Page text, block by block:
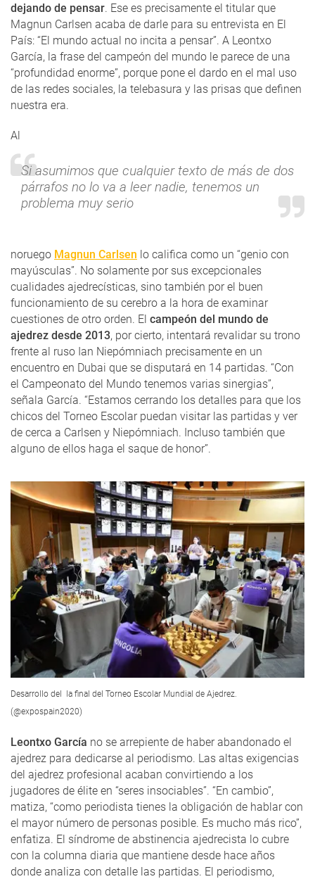
dejando de pensar. Ese es precisamente el titular que
Magnun Carlsen acaba de darle para su entrevista en El
País: “El mundo actual no incita a pensar”. A Leontxo
García, la frase del campeón del mundo le parece de una
“profundidad enorme”, porque pone el dardo en el mal uso
de las redes sociales, la telebasura y las prisas que definen
nuestra era.
Si asumimos que cualquier texto de más de dos
párrafos no lo va a leer nadie, tenemos un
problema muy serio
Al
noruego Magnun Carlsen lo califica como un “genio con
mayúsculas”. No solamente por sus excepcionales
cualidades ajedrecísticas, sino también por el buen
funcionamiento de su cerebro a la hora de examinar
cuestiones de otro orden. El campeón del mundo de
ajedrez desde 2013, por cierto, intentará revalidar su trono
frente al ruso Ian Niepómniach precisamente en un
encuentro en Dubai que se disputará en 14 partidas. “Con
el Campeonato del Mundo tenemos varias sinergias”,
señala García. “Estamos cerrando los detalles para que los
chicos del Torneo Escolar puedan visitar las partidas y ver
de cerca a Carlsen y Niepómniach. Incluso también que
alguno de ellos haga el saque de honor”.
Desarrollo del la final del Torneo Escolar Mundial de Ajedrez.
(@expospain2020)
Leontxo García no se arrepiente de haber abandonado el
ajedrez para dedicarse al periodismo. Las altas exigencias
del ajedrez profesional acaban convirtiendo a los
jugadores de élite en “seres insociables”. “En cambio”,
matiza, “como periodista tienes la obligación de hablar con
el mayor número de personas posible. Es mucho más rico”,
enfatiza. El síndrome de abstinencia ajedrecista lo cubre
con la columna diaria que mantiene desde hace años
donde analiza con detalle las partidas. El periodismo,